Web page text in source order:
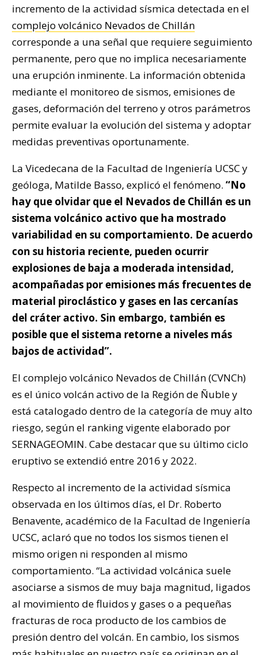
incremento de la actividad sísmica detectada en el
complejo volcánico Nevados de Chillán
corresponde a una señal que requiere seguimiento
permanente, pero que no implica necesariamente
una erupción inminente. La información obtenida
mediante el monitoreo de sismos, emisiones de
gases, deformación del terreno y otros parámetros
permite evaluar la evolución del sistema y adoptar
medidas preventivas oportunamente.
La Vicedecana de la Facultad de Ingeniería UCSC y
geóloga, Matilde Basso, explicó el fenómeno. “No
hay que olvidar que el Nevados de Chillán es un
sistema volcánico activo que ha mostrado
variabilidad en su comportamiento. De acuerdo
con su historia reciente, pueden ocurrir
explosiones de baja a moderada intensidad,
acompañadas por emisiones más frecuentes de
material piroclástico y gases en las cercanías
del cráter activo. Sin embargo, también es
posible que el sistema retorne a niveles más
bajos de actividad”.
El complejo volcánico Nevados de Chillán (CVNCh)
es el único volcán activo de la Región de Ñuble y
está catalogado dentro de la categoría de muy alto
riesgo, según el ranking vigente elaborado por
SERNAGEOMIN. Cabe destacar que su último ciclo
eruptivo se extendió entre 2016 y 2022.
Respecto al incremento de la actividad sísmica
observada en los últimos días, el Dr. Roberto
Benavente, académico de la Facultad de Ingeniería
UCSC, aclaró que no todos los sismos tienen el
mismo origen ni responden al mismo
comportamiento. “La actividad volcánica suele
asociarse a sismos de muy baja magnitud, ligados
al movimiento de fluidos y gases o a pequeñas
fracturas de roca producto de los cambios de
presión dentro del volcán. En cambio, los sismos